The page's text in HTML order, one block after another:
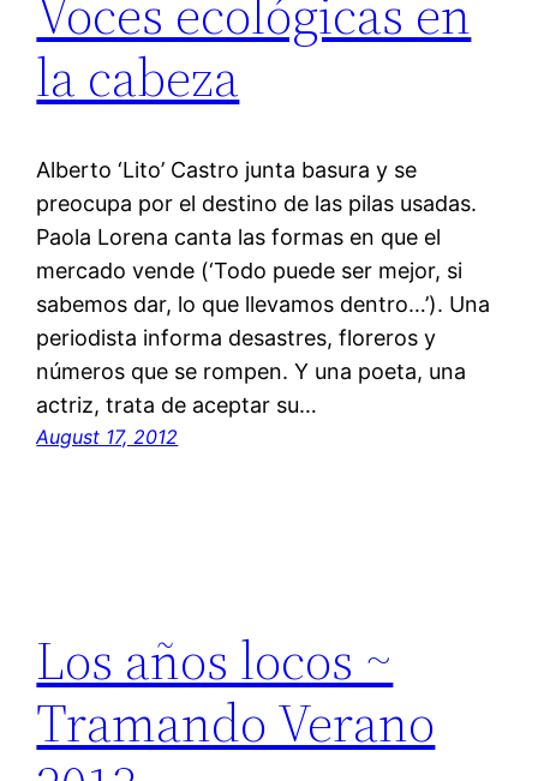
Voces ecológicas en
la cabeza
Alberto ‘Lito’ Castro junta basura y se
preocupa por el destino de las pilas usadas.
Paola Lorena canta las formas en que el
mercado vende (‘Todo puede ser mejor, si
sabemos dar, lo que llevamos dentro…’). Una
periodista informa desastres, floreros y
números que se rompen. Y una poeta, una
actriz, trata de aceptar su…
August 17, 2012
Los años locos ~
Tramando Verano